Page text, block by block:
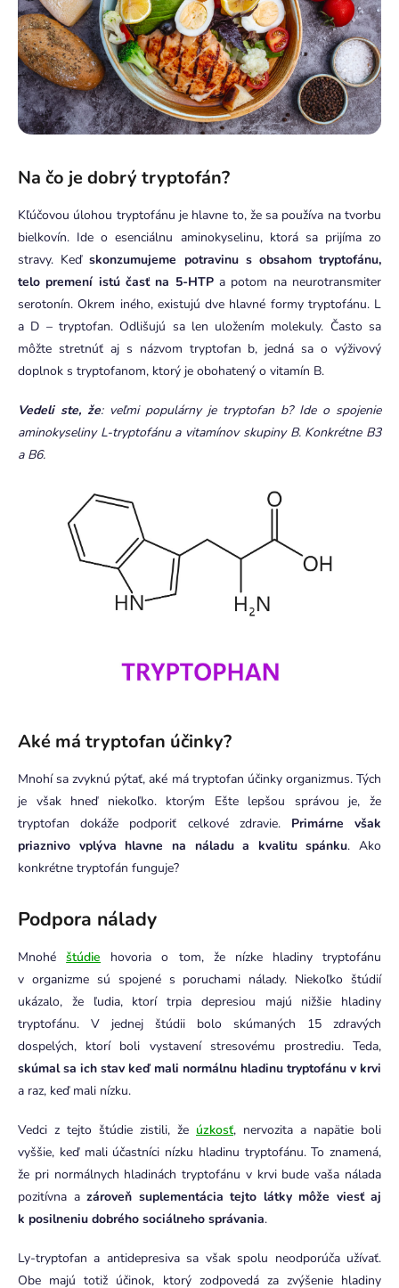
Na čo je dobrý tryptofán?
Kľúčovou úlohou tryptofánu je hlavne to, že sa používa na tvorbu
bielkovín. Ide o esenciálnu aminokyselinu, ktorá sa prijíma zo
stravy. Keďskonzumujeme potravinu s obsahom tryptofánu,
telo premení istú časť na 5-HTPa potom na neurotransmiter
serotonín. Okrem iného, existujú dve hlavné formy tryptofánu. L
a D – tryptofan. Odlišujú sa len uložením molekuly. Často sa
môžte stretnúť aj s názvom tryptofan b, jedná sa o výživový
doplnok s tryptofanom, ktorý je obohatený o vitamín B.
Vedeli ste, že: veľmi populárny je tryptofan b? Ide o spojenie
aminokyseliny L-tryptofánu a vitamínov skupiny B. Konkrétne B3
a B6.
Aké má tryptofan účinky?
Mnohí sa zvyknú pýtať, aké má tryptofan účinky organizmus. Tých
je však hneď niekoľko. ktorým Ešte lepšou správou je, že
tryptofan dokáže podporiť celkové zdravie. Primárne však
priaznivo vplýva hlavne na náladu a kvalitu spánku. Ako
konkrétne tryptofán funguje?
Podpora nálady
Mnohéštúdie hovoria o tom, že nízke hladiny tryptofánu
v organizme sú spojené s poruchami nálady. Niekoľko štúdií
ukázalo, že ľudia, ktorí trpia depresiou majú nižšie hladiny
tryptofánu. V jednej štúdii bolo skúmaných 15 zdravých
dospelých, ktorí boli vystavení stresovému prostrediu. Teda,
skúmal sa ich stav keď mali normálnu hladinu tryptofánu v krvi
a raz, keď mali nízku.
Vedci z tejto štúdie zistili, že úzkosť, nervozita a napätie boli
vyššie, keď mali účastníci nízku hladinu tryptofánu. To znamená,
že pri normálnych hladinách tryptofánu v krvi bude vaša nálada
pozitívna a zároveň suplementácia tejto látky môže viesť aj
k posilneniu dobrého sociálneho správania.
Ly-tryptofan a antidepresiva sa však spolu neodporúča užívať.
Obe majú totiž účinok, ktorý zodpovedá za zvýšenie hladiny